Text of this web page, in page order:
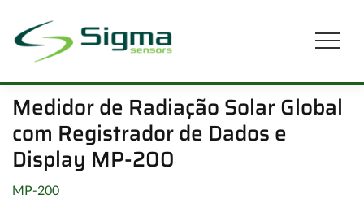
Medidor de Radiação Solar Global
com Registrador de Dados e
Display MP-200
MP-200